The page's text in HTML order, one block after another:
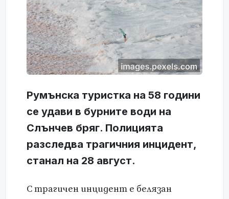
Румънска туристка на 58 години
се удави в бурните води на
Слънчев бряг. Полицията
разследва трагичния инцидент,
станал на 28 август.
С трагичен инцидент е белязан